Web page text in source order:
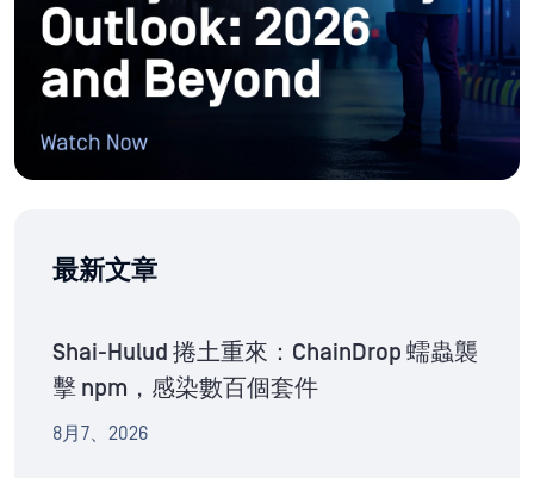
最新文章
Shai-Hulud 捲土重來：ChainDrop 蠕蟲襲
擊 npm，感染數百個套件
8月7、2026